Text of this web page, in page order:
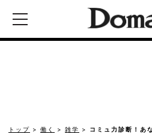
トップ 働く 雑学 コミュ力診断！あ